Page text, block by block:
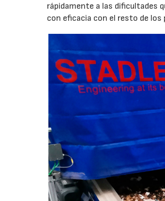
rápidamente a las dificultades
con eficacia con el resto de